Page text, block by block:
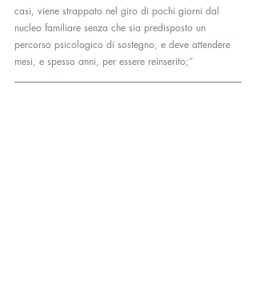
casi, viene strappato nel giro di pochi giorni dal
nucleo familiare senza che sia predisposto un
percorso psicologico di sostegno, e deve attendere
mesi, e spesso anni, per essere reinserito;”